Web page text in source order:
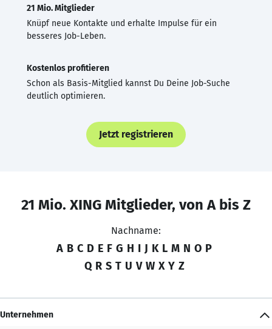
21 Mio. Mitglieder
Knüpf neue Kontakte und erhalte Impulse für ein
besseres Job-Leben.
Kostenlos profitieren
Schon als Basis-Mitglied kannst Du Deine Job-Suche
deutlich optimieren.
Jetzt registrieren
21 Mio. XING Mitglieder, von A bis Z
Nachname:
A B C D E F G H I J K L M N O P
Q R S T U V W X Y Z
Unternehmen